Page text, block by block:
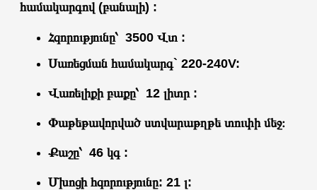
համակարգով (բանալի) :
Հզորությունը՝ 3500 Վտ :
Սառեցման համակարգ` 220-240V:
Վառելիքի բաքը՝ 12 լիտր :
Փաթեթավորված ստվարաթղթե տուփի մեջ։
Քաշը՝ 46 կգ :
Մխոցի հզորությունը: 21 լ: